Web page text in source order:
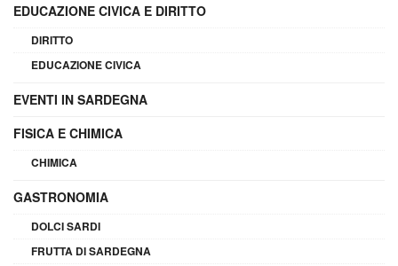
EDUCAZIONE CIVICA E DIRITTO
DIRITTO
EDUCAZIONE CIVICA
EVENTI IN SARDEGNA
FISICA E CHIMICA
CHIMICA
GASTRONOMIA
DOLCI SARDI
FRUTTA DI SARDEGNA